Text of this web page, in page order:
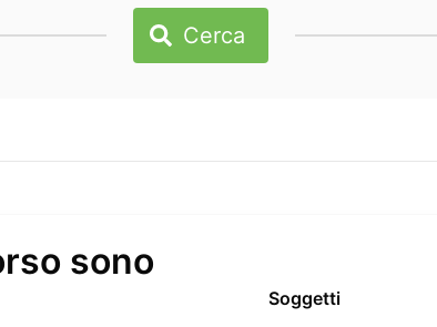
Cerca
sono
Soggetti